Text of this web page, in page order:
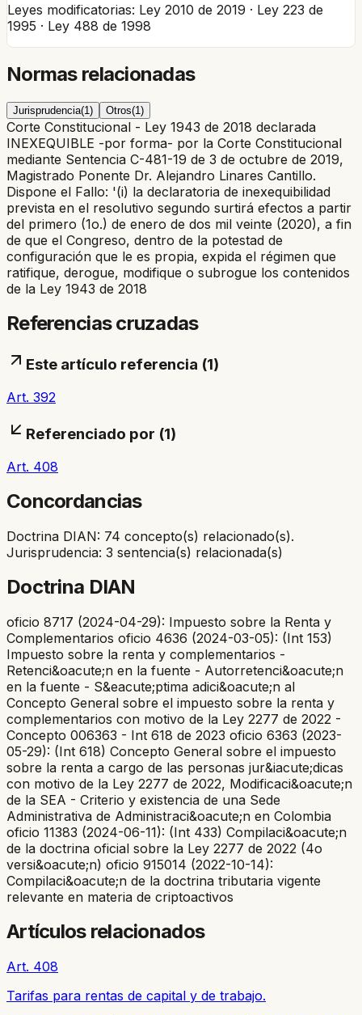
Leyes modificatorias: Ley 2010 de 2019 · Ley 223 de
1995 · Ley 488 de 1998
Normas relacionadas
Jurisprudencia(1) Otros(1)
Corte Constitucional - Ley 1943 de 2018 declarada
INEXEQUIBLE -por forma- por la Corte Constitucional
mediante Sentencia C-481-19 de 3 de octubre de 2019,
Magistrado Ponente Dr. Alejandro Linares Cantillo.
Dispone el Fallo: '(i) la declaratoria de inexequibilidad
prevista en el resolutivo segundo surtirá efectos a partir
del primero (1o.) de enero de dos mil veinte (2020), a fin
de que el Congreso, dentro de la potestad de
configuración que le es propia, expida el régimen que
ratifique, derogue, modifique o subrogue los contenidos
de la Ley 1943 de 2018
Referencias cruzadas
Este artículo referencia (1)
Art. 392
Referenciado por (1)
Art. 408
Concordancias
Doctrina DIAN: 74 concepto(s) relacionado(s).
Jurisprudencia: 3 sentencia(s) relacionada(s)
Doctrina DIAN
oficio 8717 (2024-04-29): Impuesto sobre la Renta y
Complementarios oficio 4636 (2024-03-05): (Int 153)
Impuesto sobre la renta y complementarios -
Retenci&oacute;n en la fuente - Autorretenci&oacute;n
en la fuente - S&eacute;ptima adici&oacute;n al
Concepto General sobre el impuesto sobre la renta y
complementarios con motivo de la Ley 2277 de 2022 -
Concepto 006363 - Int 618 de 2023 oficio 6363 (2023-
05-29): (Int 618) Concepto General sobre el impuesto
sobre la renta a cargo de las personas jur&iacute;dicas
con motivo de la Ley 2277 de 2022, Modificaci&oacute;n
de la SEA - Criterio y existencia de una Sede
Administrativa de Administraci&oacute;n en Colombia
oficio 11383 (2024-06-11): (Int 433) Compilaci&oacute;n
de la doctrina oficial sobre la Ley 2277 de 2022 (4o
versi&oacute;n) oficio 915014 (2022-10-14):
Compilaci&oacute;n de la doctrina tributaria vigente
relevante en materia de criptoactivos
Artículos relacionados
Art. 408
Tarifas para rentas de capital y de trabajo.